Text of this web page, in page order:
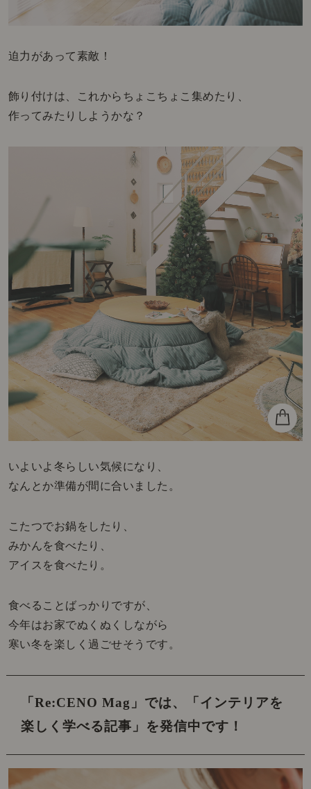
迫力があって素敵！
飾り付けは、これからちょこちょこ集めたり、
作ってみたりしようかな？
いよいよ冬らしい気候になり、
なんとか準備が間に合いました。
こたつでお鍋をしたり、
みかんを食べたり、
アイスを食べたり。
食べることばっかりですが、
今年はお家でぬくぬくしながら
寒い冬を楽しく過ごせそうです。
「Re:CENO Mag」では、
「インテリアを
楽しく学べる記事」を発信中です！